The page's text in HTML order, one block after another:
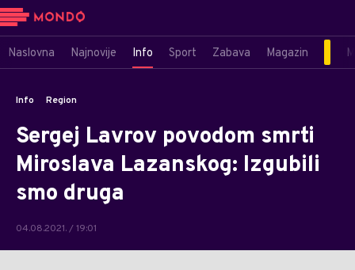
Naslovna Najnovije Info Sport Zabava Magazin
Info Region
Sergej Lavrov povodom smrti
Miroslava Lazanskog: Izgubili
smo druga
04.08.2021. / 19:01